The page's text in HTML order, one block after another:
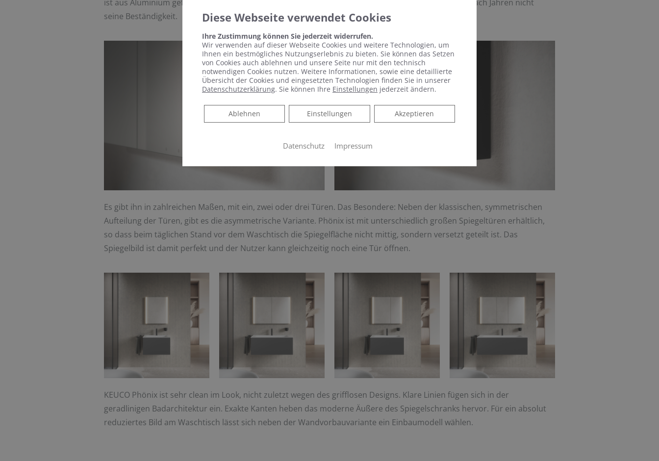
ist aus Aluminium gefertigt. Das Material ist besonders langlebig im Badezimmer und verliert auch nach Jahren nicht
seine Beständigkeit.
Es gibt ihn in zahlreichen Maßen, mit ein, zwei oder drei Türen. Das Besondere: Neben der klassischen, symmetrischen
Aufteilung der Türen, gibt es die asymmetrische Variante. Phönix ist mit unterschiedlich großen Spiegeltüren erhältlich,
so dass beim täglichen Stand vor dem Waschtisch die Spiegelfläche nicht mittig, sondern versetzt geteilt ist. Das
Spiegelbild ist damit perfekt und der Nutzer kann gleichzeitig noch eine Tür öffnen.
KEUCO Phönix ist sehr clean im Look, nicht zuletzt wegen des grifflosen Designs. Klare Linien fügen sich in der
geradlinigen Badarchitektur ein. Exakte Kanten heben das moderne Äußere des Spiegelschranks hervor. Für ein absolut
reduziertes Bild am Waschtisch lässt sich neben der Wandvorbauvariante ein Einbaumodell wählen.
Diese Webseite verwendet Cookies
Ihre Zustimmung können Sie jederzeit widerrufen.
Wir verwenden auf dieser Webseite Cookies und weitere Technologien, um
Ihnen ein bestmögliches Nutzungserlebnis zu bieten. Sie können das Setzen
von Cookies auch ablehnen und unsere Seite nur mit den technisch
notwendigen Cookies nutzen. Weitere Informationen, sowie eine detaillierte
Übersicht der Cookies und eingesetzten Technologien finden Sie in unserer
Datenschutzerklärung. Sie können Ihre Einstellungen jederzeit ändern.
Akzeptieren
Einstellungen
Ablehnen
Ablehnen
Datenschutz Impressum